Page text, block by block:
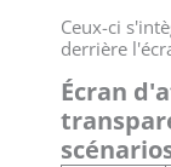
Ceux-ci
derrière
Écran